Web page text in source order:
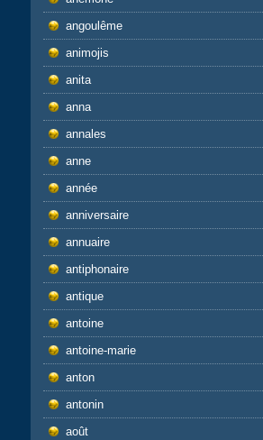
angoulême
animojis
anita
anna
annales
anne
année
anniversaire
annuaire
antiphonaire
antique
antoine
antoine-marie
anton
antonin
août